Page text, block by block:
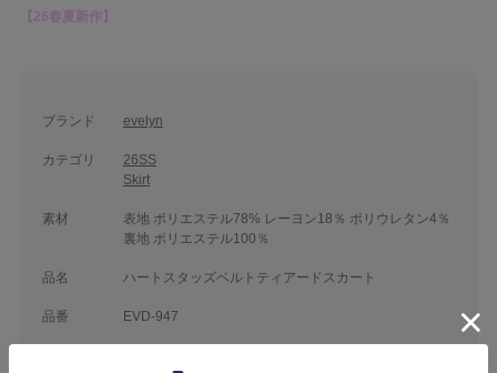
【26春夏新作】
ブランド evelyn
カテゴリ
26SS
Skirt
素材
表地 ポリエステル78% レーヨン18％ ポリウレタン4％
裏地 ポリエステル100％
品名 ハートスタッズベルトティアードスカート
品番 EVD-947